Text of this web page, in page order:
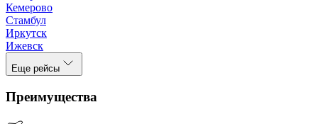
Кемерово
Стамбул
Иркутск
Ижевск
Еще рейсы
Преимущества